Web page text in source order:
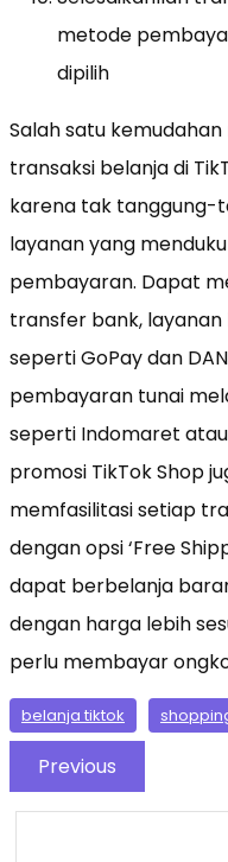
metode
dipilih
Salah satu
transaksi belanja di
karena tak tanggung-
layanan yang
pembayaran. Dapat
transfer bank,
seperti GoPay dan
pembayaran tunai
seperti Indomaret
promosi TikTok Shop
memfasilitasi setiap
dengan opsi ‘Free
dapat berbelanja
dengan harga lebih
perlu membayar
belanja tiktok
Previous